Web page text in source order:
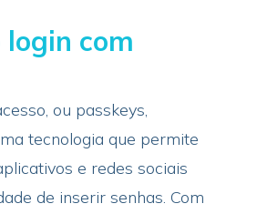
com
ou passkeys,
tecnologia que permite
e redes sociais
de inserir senhas. Com